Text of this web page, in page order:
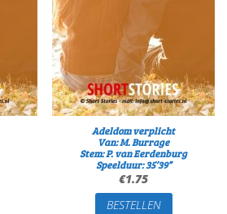
Adeldom verplicht
Van: M. Burrage
Stem: P. van Eerdenburg
Speelduur: 35’39”
€1.75
BESTELLEN